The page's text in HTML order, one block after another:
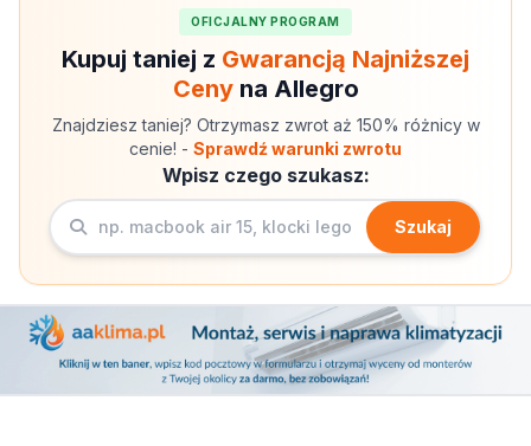
OFICJALNY PROGRAM
Kupuj taniej z Gwarancją Najniższej
Cenyna Allegro
Znajdziesz taniej? Otrzymasz zwrot aż 150% różnicy w
cenie! - Sprawdź warunki zwrotu
Wpisz czego szukasz:
Szukaj